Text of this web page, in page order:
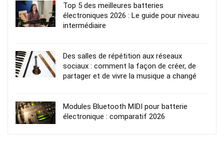
Top 5 des meilleures batteries
électroniques 2026 : Le guide pour niveau
intermédiaire
Des salles de répétition aux réseaux
sociaux : comment la façon de créer, de
partager et de vivre la musique a changé
Modules Bluetooth MIDI pour batterie
électronique : comparatif 2026